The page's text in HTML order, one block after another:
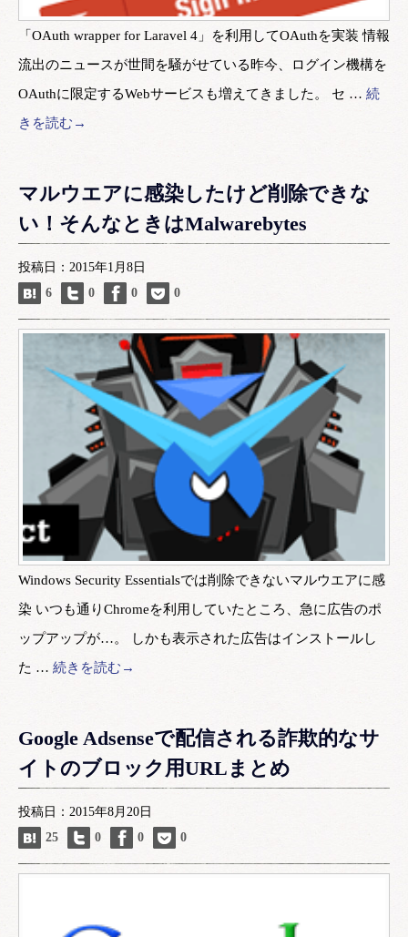
「OAuth wrapper for Laravel 4」を利用してOAuthを実装 情報
流出のニュースが世間を騒がせている昨今、ログイン機構を
OAuthに限定するWebサービスも増えてきました。 セ … 続
きを読む→
マルウエアに感染したけど削除できな
い！そんなときはMalwarebytes
投稿日：2015年1月8日
6
0 0 0
Windows Security Essentialsでは削除できないマルウエアに感
染 いつも通りChromeを利用していたところ、急に広告のポ
ップアップが…。 しかも表示された広告はインストールし
た … 続きを読む→
Google Adsenseで配信される詐欺的なサ
イトのブロック用URLまとめ
投稿日：2015年8月20日
25
0 0 0